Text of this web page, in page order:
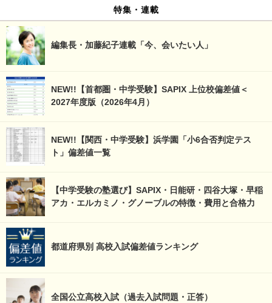
特集・連載
編集長・加藤紀子連載「今、会いたい人」
NEW!!【首都圏・中学受験】SAPIX 上位校偏差値＜
2027年度版（2026年4月）
NEW!!【関西・中学受験】浜学園「小6合否判定テス
ト」偏差値一覧
【中学受験の塾選び】SAPIX・日能研・四谷大塚・早稲
アカ・エルカミノ・グノーブルの特徴・費用と合格力
都道府県別 高校入試偏差値ランキング
全国公立高校入試（過去入試問題・正答）